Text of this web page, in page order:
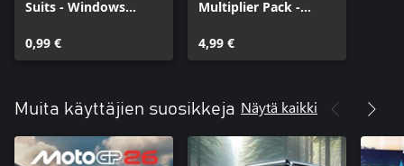
Suits - Windows
0,99 €
Multiplier Pack -
4,99 €
Muita käyttäjien suosikkeja Näytä kaikki